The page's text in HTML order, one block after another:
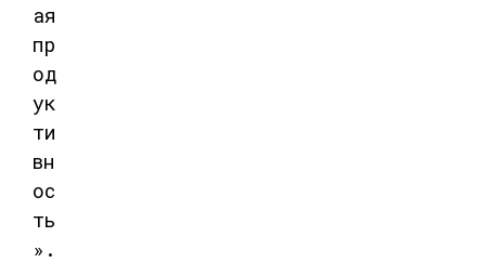
ая
пр
од
ук
ти
вн
ос
ть
».